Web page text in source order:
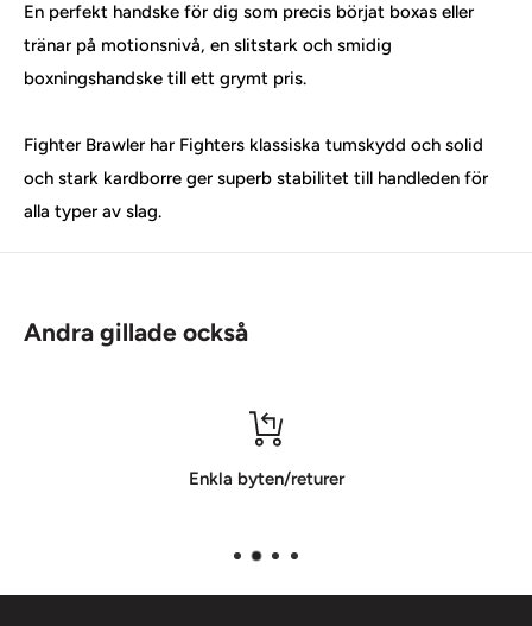
En perfekt handske för dig som precis börjat boxas eller
tränar på motionsnivå, en slitstark och smidig
boxningshandske till ett grymt pris.
Fighter Brawler har Fighters klassiska tumskydd och solid
och stark kardborre ger superb stabilitet till handleden för
alla typer av slag.
Andra gillade också
Enkla byten/returer